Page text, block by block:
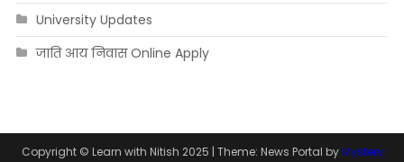
University Updates
जाति आय निवास Online Apply
Copyright © Learn with Nitish 2025 | Theme: News Portal byMystery